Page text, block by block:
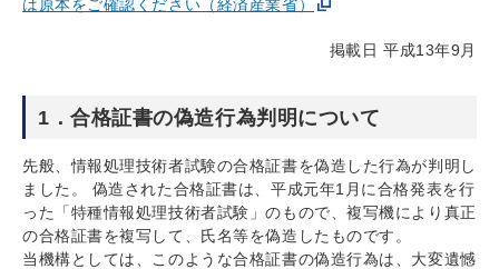
は原本をご確認ください（経済産業省）
掲載日 平成13年9月
1．合格証書の偽造行為判明について
先般、情報処理技術者試験の合格証書を偽造した行為が判明し
ました。 偽造された合格証書は、平成元年1月に合格発表を行
った「特種情報処理技術者試験」のもので、複写機により真正
の合格証書を複写して、氏名等を偽造したものです。
当機構としては、このような合格証書の偽造行為は、大変遺憾